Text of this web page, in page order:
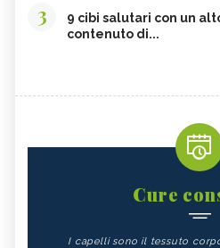
3
9 cibi salutari con un
contenuto di...
Cure
I capelli sono il tessuto